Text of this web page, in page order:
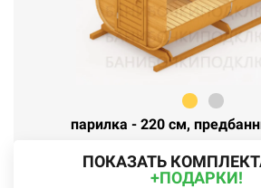
парилка - 220 см,
ПОКАЗАТЬ
+ПОДАРКИ!